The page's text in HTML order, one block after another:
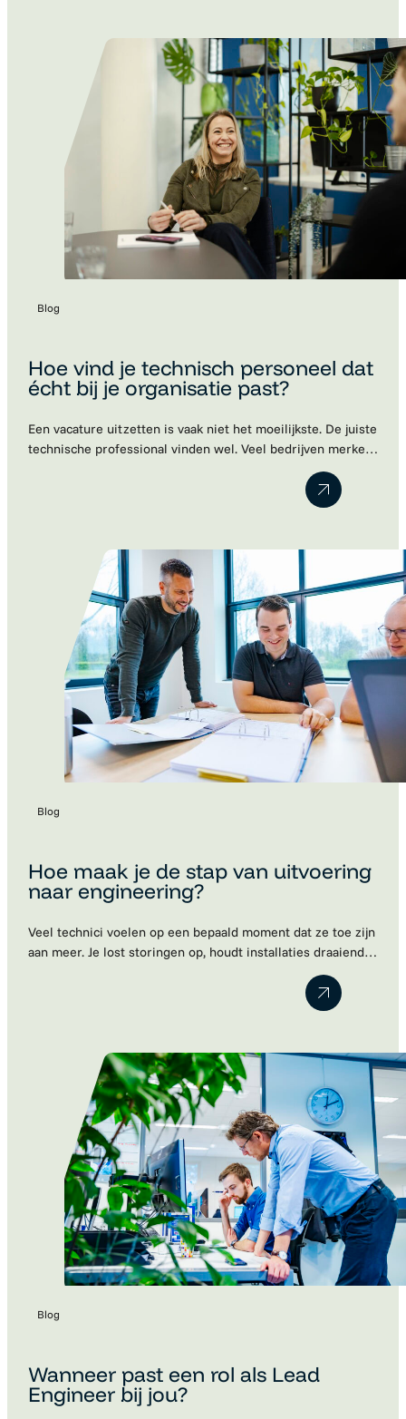
Blog
Hoe vind je technisch personeel dat
écht bij je organisatie past?
Een vacature uitzetten is vaak niet het moeilijkste. De juiste
technische professional vinden wel. Veel bedrijven merken
dat kandidaten schaars zijn, sollicitaties tegenvallen of dat
een nieuwe collega uiteindelijk toch niet blijkt te passen
binnen het team. Dat is begrijpelijk. Technische kennis is
Motivatie, ambities…
Blog
Hoe maak je de stap van uitvoering
naar engineering?
Veel technici voelen op een bepaald moment dat ze toe zijn
aan meer. Je lost storingen op, houdt installaties draaiende
en kent de techniek door en door. Maar ondertussen merk
je dat je steeds vaker meedenkt over verbeteringen,
projecten en engineering. Toch blijkt die volgende stap vaak
Blog
Wanneer past een rol als Lead
Engineer bij jou?